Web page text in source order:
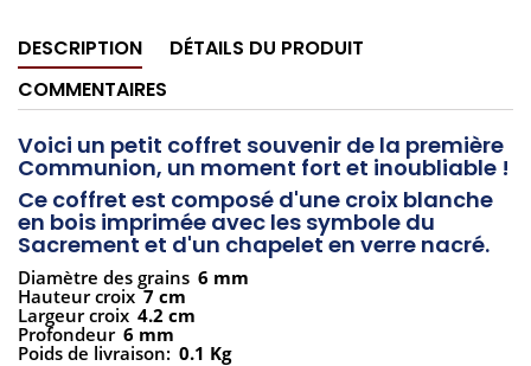
DESCRIPTION
DÉTAILS DU PRODUIT
COMMENTAIRES
Voici un petit coffret souvenir de la première
Communion, un moment fort et inoubliable !
Ce coffret est composé d'une croix blanche
en bois imprimée avec les symbole du
Sacrement et d'un chapelet en verre nacré.
Diamètre des grains 6 mm
Hauteur croix 7 cm
Largeur croix 4.2 cm
Profondeur 6 mm
Poids de livraison: 0.1 Kg